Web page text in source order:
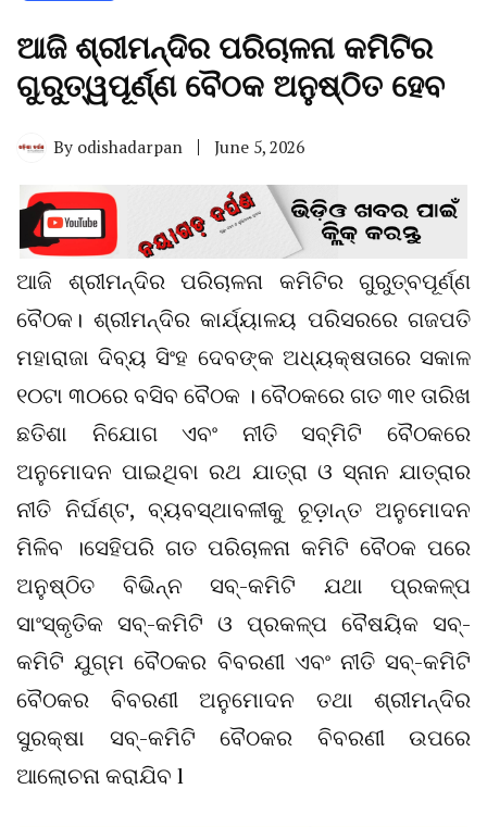
ଆଜି ଶ୍ରୀମନ୍ଦିର ପରିଚାଳନା କମିଟିର
ଗୁରୁତ୍ୱପୂର୍ଣ୍ଣ ବୈଠକ ଅନୁଷ୍ଠିତ ହେବ
By odishadarpan June 5, 2026
ଆଜି ଶ୍ରୀମନ୍ଦିର ପରିଚାଳନା କମିଟିର ଗୁରୁତ୍ବପୂର୍ଣ୍ଣ
ବୈଠକ। ଶ୍ରୀମନ୍ଦିର କାର୍ଯ୍ୟାଳୟ ପରିସରରେ ଗଜପତି
ମହାରାଜା ଦିବ୍ୟ ସିଂହ ଦେବଙ୍କ ଅଧ୍ୟକ୍ଷତାରେ ସକାଳ
୧୦ଟା ୩୦ରେ ବସିବ ବୈଠକ । ବୈଠକରେ ଗତ ୩୧ ତାରିଖ
ଛତିଶା ନିଯୋଗ ଏବଂ ନୀତି ସବ୍‌ମିଟି ବୈଠକରେ
ଅନୁମୋଦନ ପାଇଥିବା ରଥ ଯାତ୍ରା ଓ ସ୍ନାନ ଯାତ୍ରାର
ନୀତି ନିର୍ଘଣ୍ଟ, ବ୍ୟବସ୍ଥାବଳୀକୁ ଚୂଡ଼ାନ୍ତ ଅନୁମୋଦନ
ମିଳିବ ।ସେହିପରି ଗତ ପରିଚାଳନା କମିଟି ବୈଠକ ପରେ
ଅନୁଷ୍ଠିତ ବିଭିନ୍ନ ସବ୍-କମିଟି ଯଥା ପ୍ରକଳ୍ପ
ସାଂସ୍କୃତିକ ସବ୍-କମିଟି ଓ ପ୍ରକଳ୍ପ ବୈଷୟିକ ସବ୍-
କମିଟି ଯୁଗ୍ମ ବୈଠକର ବିବରଣୀ ଏବଂ ନୀତି ସବ୍-କମିଟି
ବୈଠକର ବିବରଣୀ ଅନୁମୋଦନ ତଥା ଶ୍ରୀମନ୍ଦିର
ସୁରକ୍ଷା ସବ୍-କମିଟି ବୈଠକର ବିବରଣୀ ଉପରେ
ଆଲୋଚନା କରାଯିବ l